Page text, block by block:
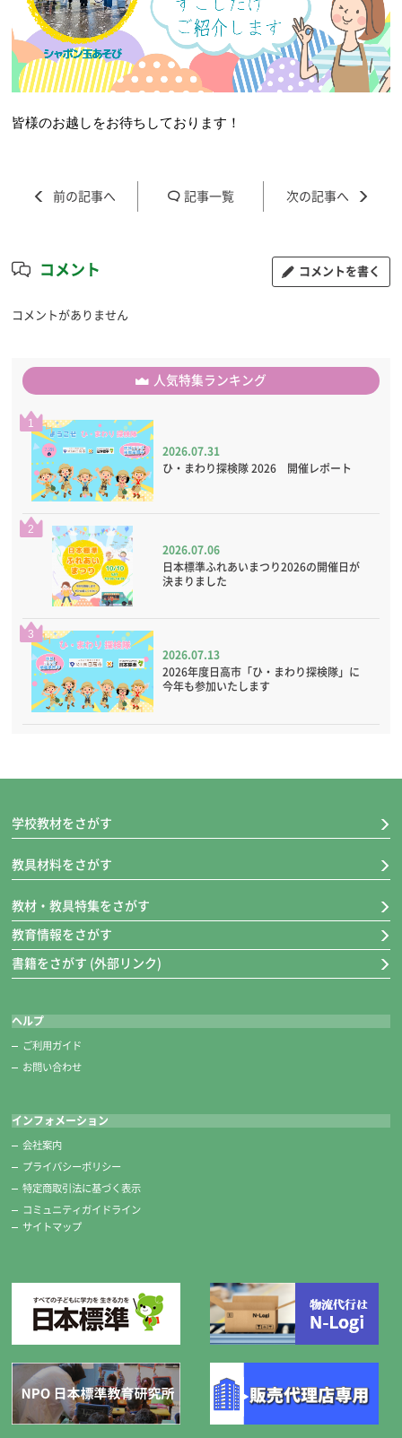
皆様のお越しをお待ちしております！
記事一覧
コメント コメントを書く
コメントがありません
人気特集ランキング
1
2026.07.31
ひ・まわり探検隊 2026 開催レポート
2
2026.07.06
日本標準ふれあいまつり2026の開催日が
決まりました
3
2026.07.13
2026年度日高市「ひ・まわり探検隊」に
今年も参加いたします
学校教材をさがす
教具材料をさがす
教材・教具特集をさがす
教育情報をさがす
書籍をさがす (外部リンク)
ヘルプ
ご利用ガイド
お問い合わせ
インフォメーション
会社案内
プライバシーポリシー
特定商取引法に基づく表示
コミュニティガイドライン
サイトマップ